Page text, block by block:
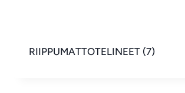
RIIPPUMATTOTELINEET (7)